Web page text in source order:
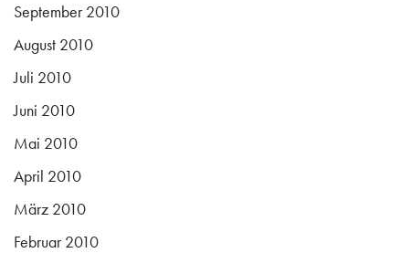
September 2010
August 2010
Juli 2010
Juni 2010
Mai 2010
April 2010
März 2010
Februar 2010